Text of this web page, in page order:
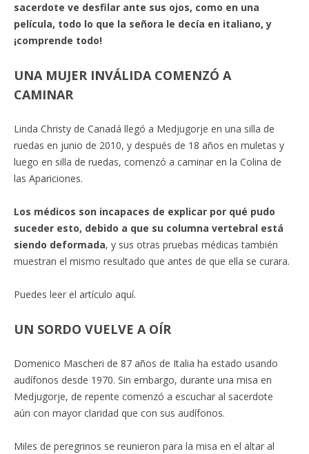
sacerdote ve desfilar ante sus ojos, como en una
película, todo lo que la señora le decía en italiano, y
¡comprende todo!
UNA MUJER INVÁLIDA COMENZÓ A
CAMINAR
Linda Christy de Canadá llegó a Medjugorje en una silla de
ruedas en junio de 2010, y después de 18 años en muletas y
luego en silla de ruedas, comenzó a caminar en la Colina de
las Apariciones.
Los médicos son incapaces de explicar por qué pudo
suceder esto, debido a que su columna vertebral está
siendo deformada, y sus otras pruebas médicas también
muestran el mismo resultado que antes de que ella se curara.
Puedes leer el artículo aquí.
UN SORDO VUELVE A OÍR
Domenico Mascheri de 87 años de Italia ha estado usando
audífonos desde 1970. Sin embargo, durante una misa en
Medjugorje, de repente comenzó a escuchar al sacerdote
aún con mayor claridad que con sus audífonos.
Miles de peregrinos se reunieron para la misa en el altar al